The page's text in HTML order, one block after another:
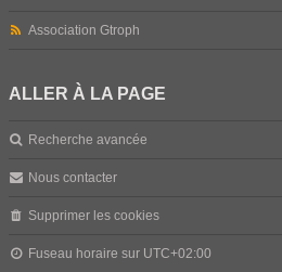
Association Gtroph
ALLER À LA PAGE
Recherche avancée
Nous contacter
Supprimer les cookies
Fuseau horaire sur UTC+02:00